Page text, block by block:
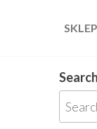
SKLEP
Search